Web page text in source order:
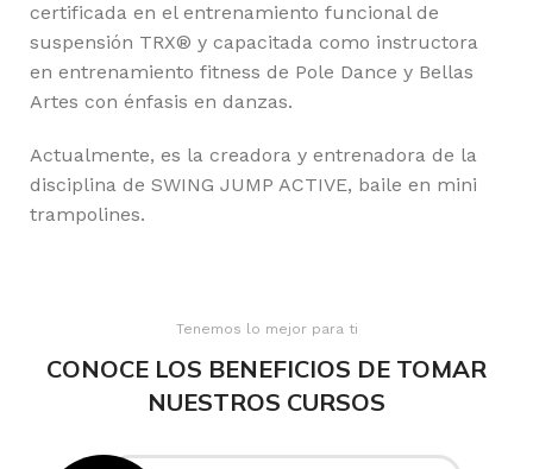
certificada en el entrenamiento funcional de
suspensión TRX® y capacitada como instructora
en entrenamiento fitness de Pole Dance y Bellas
Artes con énfasis en danzas.
Actualmente, es la creadora y entrenadora de la
disciplina de SWING JUMP ACTIVE, baile en mini
trampolines.
Tenemos lo mejor para ti
CONOCE LOS BENEFICIOS DE TOMAR
NUESTROS CURSOS